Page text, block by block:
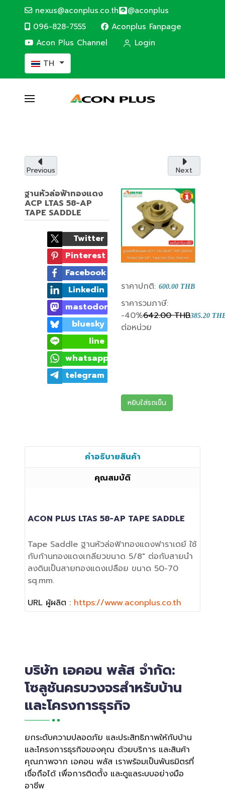
nexus@aconplus.co.th @aconplus
096-828-7555
Aconplus Fanpage
Acon Plus Channel
Login
เลือกภาษาของคุณ
TH
และรักษ์โลกไปพร้อมกับเรา
Previous Next
ฐานหัวล่อฟ้าทองแดง
ACP LTAS 58-AP
TAPE SADDLE
Twitter
Pinterest
Facebook
Linkedin
mastodon
bluesky
line
whatsapp
telegram
ราคาปกติ: 600.00 THB
ราคารวมภาษี:
-40%642.00 THB385.20
ต่อหน่วย
หยิบใส่รถเข็น
คำอธิบายสินค้า
คุณสมบัติ
ACON PLUS LTAS 58-AP TAPE SADDLE
Tape Saddle ฐานหัวล่อฟ้าทองแดงฟาราเดย์ ใช้
กับก้านทองแดงเกลียวขนาด 5/8" ต่อกับสายนำ
ลงดินเป็นสายทองแดงเปลือย ขนาด 50-70
sq.mm.
URL ผู้ผลิต : https://www.aconplus.co.th
บริษัท เอคอน พลัส จำกัด:
โซลูชันครบวงจรสำหรับบ้าน
และโครงการธุรกิจ
ยกระดับความปลอดภัย และประสิทธิภาพให้กับบ้าน
และโครงการธุรกิจของคุณ ด้วยบริการ และสินค้า
คุณภาพจาก เอคอน พลัส เราพร้อมเป็นพันธมิตรที่
เชื่อถือได้ เพื่อการติดตั้ง และดูแลระบบอย่างมือ
อาชีพ